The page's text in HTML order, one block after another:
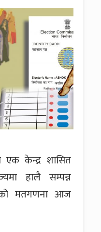
एक केन्द्र शासित
हालै सम्पन्न
मतगणना आज